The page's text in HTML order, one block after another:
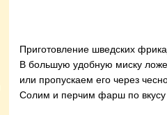
Приготовление шведских
В большую удобную миску
или пропускаем его через
Солим и перчим фарш по